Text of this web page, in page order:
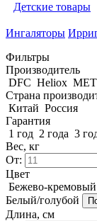
Детские товары
Ингаляторы
Фильтры
Производитель
DFC Heliox MET
Страна
Китай Россия
Гарантия
1 год 2 года 3
Вес, кг
От:
Цвет
Бежево-кремовый
Белый/голубой
Длина, см